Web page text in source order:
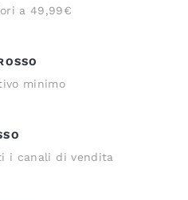
a 49,99€
minimo
i canali di vendita